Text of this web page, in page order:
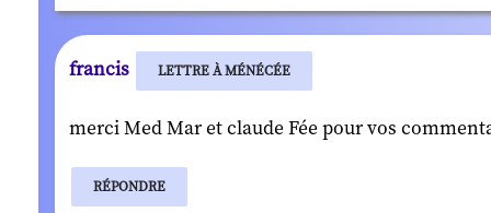
francis LETTRE À MÉNÉCÉE
merci Med Mar et claude Fée pour vos
RÉPONDRE